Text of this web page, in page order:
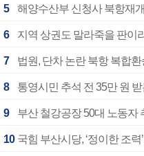
5 해양수산부 신청사 북항재
6 지역 상권도 말라죽을 판
7 법원, 단차 논란 북항 복합
8 통영시민 추석 전 35만 원
9 부산 철강공장 50대 노동자
10